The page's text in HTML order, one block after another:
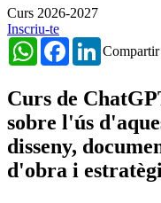
Curs 2026-2027
Inscriu-te
Compartir
WhatsAppFacebookLinkedIn
Curs de
sobre l'ús
disseny,
d'obra i